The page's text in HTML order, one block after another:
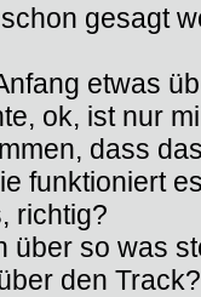
gesagt
etwas
ok, ist nur
dass
funktioniert
richtig?
über so was
den